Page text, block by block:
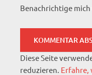
Benachrichtige
Diese Seite
reduzieren. Erfahre,